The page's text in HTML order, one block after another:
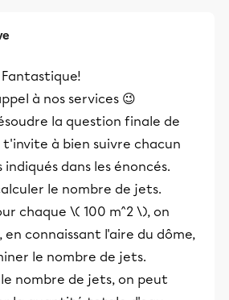
à nos services 😉
la question finale de
t'invite à bien suivre chacun
indiqués dans les énoncés.
le nombre de jets.
chaque \( 100 m^2 \), on
connaissant l'aire du dôme,
le nombre de jets.
nombre de jets, on peut